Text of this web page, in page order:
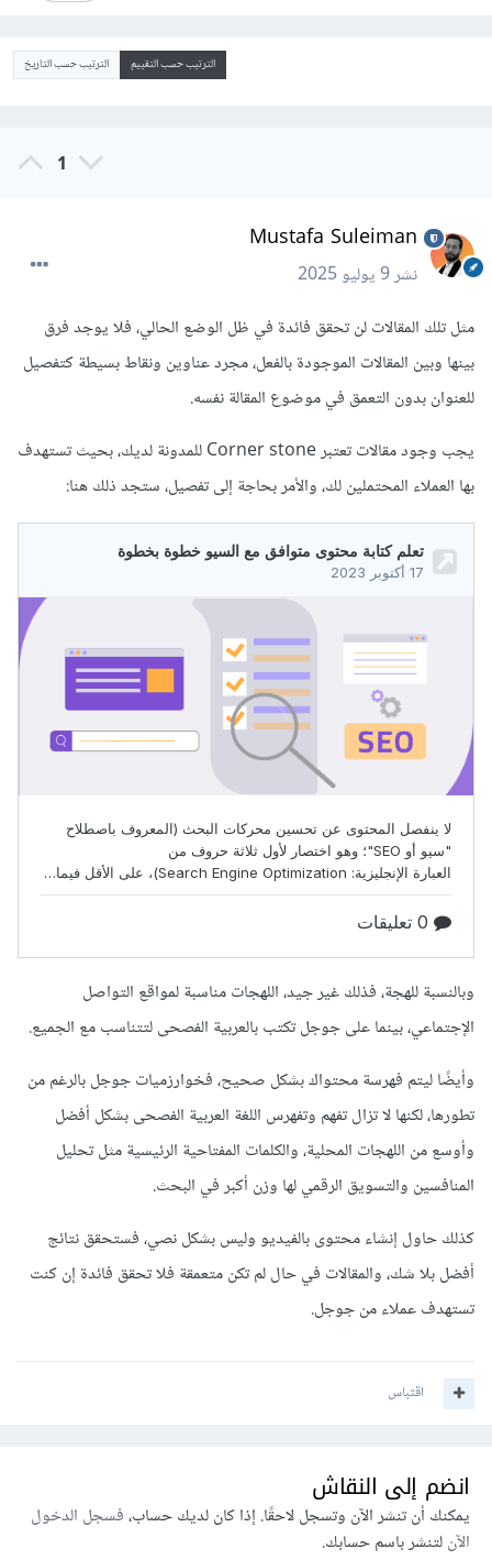
الترتيب حسب التقييم الترتيب حسب التاريخ
1
Mustafa Suleiman
نشر9 يوليو 2025
مثل تلك المقالات لن تحقق فائدة في ظل الوضع الحالي، فلا يوجد فرق
بينها وبين المقالات الموجودة بالفعل، مجرد عناوين ونقاط بسيطة كتفصيل
للعنوان بدون التعمق في موضوع المقالة نفسه.
يجب وجود مقالات تعتبر Corner stone للمدونة لديك، بحيث تستهدف
بها العملاء المحتملين لك، والأمر بحاجة إلى تفصيل، ستجد ذلك هنا:
وبالنسبة للهجة، فذلك غير جيد، اللهجات مناسبة لمواقع التواصل
الإجتماعي، بينما على جوجل تكتب بالعربية الفصحى لتتناسب مع الجميع.
وأيضًا ليتم فهرسة محتواك بشكل صحيح، فخوارزميات جوجل بالرغم من
تطورها، لكنها لا تزال تفهم وتفهرس اللغة العربية الفصحى بشكل أفضل
وأوسع من اللهجات المحلية، والكلمات المفتاحية الرئيسية مثل تحليل
المنافسين والتسويق الرقمي لها وزن أكبر في البحث.
كذلك حاول إنشاء محتوى بالفيديو وليس بشكل نصي، فستحقق نتائج
أفضل بلا شك، والمقالات في حال لم تكن متعمقة فلا تحقق فائدة إن كنت
تستهدف عملاء من جوجل.
اقتباس
انضم إلى النقاش
يمكنك أن تنشر الآن وتسجل لاحقًا. إذا كان لديك حساب،فسجل الدخول
الآنلتنشر باسم حسابك.